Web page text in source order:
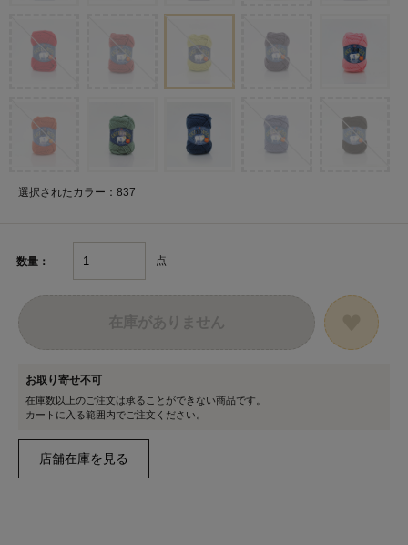
選択されたカラー：837
数量： 点
お取り寄せ不可
在庫数以上のご注文は承ることができない商品です。
カートに入る範囲内でご注文ください。